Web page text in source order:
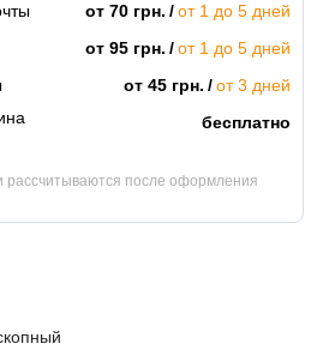
от 70 грн.
от 1 до 5 дней
от 95 грн.
от 1 до 5 дней
от 45 грн.
от 3 дней
бесплатно
рассчитываются после оформления